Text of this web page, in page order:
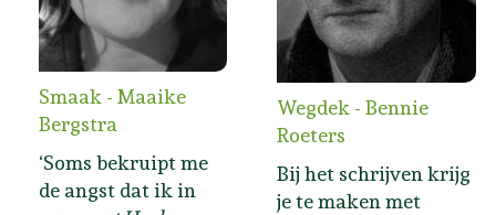
Smaak - Maaike
Bergstra
‘Soms bekruipt me
de angst dat ik in
Wegdek - Bennie
Roeters
Bij het schrijven krijg
je te maken met